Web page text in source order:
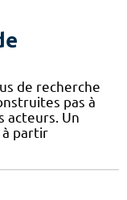
de recherche
pas à
acteurs. Un
partir